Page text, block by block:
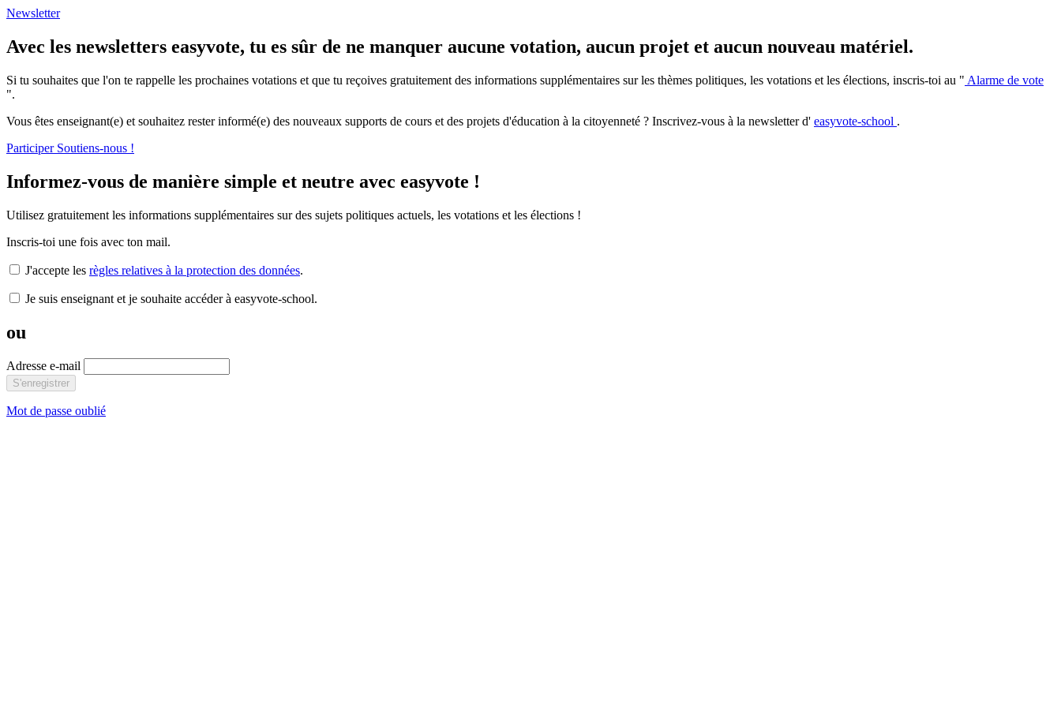
Newsletter
Avec les newsletters easyvote, tu es sûr de ne manquer aucune votation, aucun projet et aucun nouveau matériel.
Si tu souhaites que l'on te rappelle les prochaines votations et que tu reçoives gratuitement des informations supplémentaires sur les thèmes politiques, les votations et les élections, inscris-toi au " Alarme de vote
".
Vous êtes enseignant(e) et souhaitez rester informé(e) des nouveaux supports de cours et des projets d'éducation à la citoyenneté ? Inscrivez-vous à la newsletter d' easyvote-school .
Participer Soutiens-nous !
Informez-vous de manière simple et neutre avec easyvote !
Utilisez gratuitement les informations supplémentaires sur des sujets politiques actuels, les votations et les élections !
Inscris-toi une fois avec ton mail.
J'accepte les règles relatives à la protection des données.
Je suis enseignant et je souhaite accéder à easyvote-school.
ou
Adresse e-mail
S'enregistrer
Mot de passe oublié